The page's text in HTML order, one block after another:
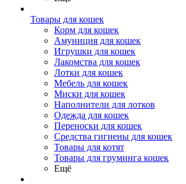
Товары для кошек
Корм для кошек
Амуниция для кошек
Игрушки для кошек
Лакомства для кошек
Лотки для кошек
Мебель для кошек
Миски для кошек
Наполнители для лотков
Одежда для кошек
Переноски для кошек
Средства гигиены для кошек
Товары для котят
Товары для груминга кошек
Ещё